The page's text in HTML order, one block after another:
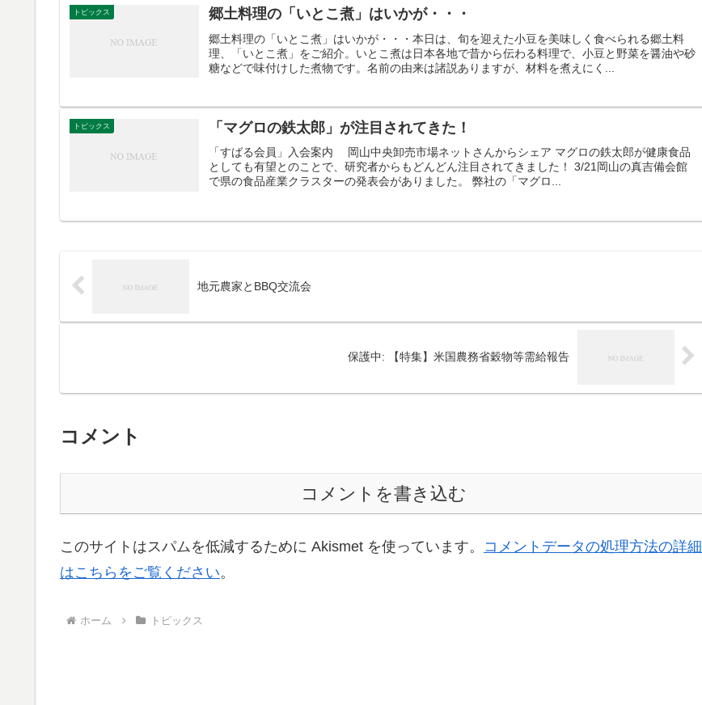
トピックス 郷土料理の「いとこ煮」はいかが・・・
郷土料理の「いとこ煮」はいかが・・・本日は、旬を迎えた小豆を美味しく食べられる郷土料
理、「いとこ煮」をご紹介。いとこ煮は日本各地で昔から伝わる料理で、小豆と野菜を醤油や砂
糖などで味付けした煮物です。名前の由来は諸説ありますが、材料を煮えにく...
トピックス 「マグロの鉄太郎」が注目されてきた！
「すばる会員」入会案内 岡山中央卸売市場ネットさんからシェア マグロの鉄太郎が健康食品
としても有望とのことで、研究者からもどんどん注目されてきました！ 3/21岡山の真吉備会館
で県の食品産業クラスターの発表会がありました。 弊社の「マグロ...
地元農家とBBQ交流会
保護中: 【特集】米国農務省穀物等需給報告
コメント
コメントを書き込む
このサイトはスパムを低減するために Akismet を使っています。 コメントデータの処理方法の詳細
はこちらをご覧ください。
ホーム トピックス